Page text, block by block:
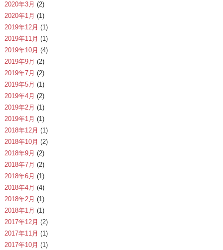
2020年3月 (2)
2020年1月 (1)
2019年12月 (1)
2019年11月 (1)
2019年10月 (4)
2019年9月 (2)
2019年7月 (2)
2019年5月 (1)
2019年4月 (2)
2019年2月 (1)
2019年1月 (1)
2018年12月 (1)
2018年10月 (2)
2018年9月 (2)
2018年7月 (2)
2018年6月 (1)
2018年4月 (4)
2018年2月 (1)
2018年1月 (1)
2017年12月 (2)
2017年11月 (1)
2017年10月 (1)